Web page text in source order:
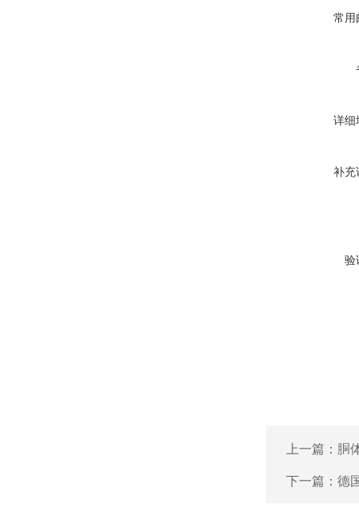
常用
详细
补充
验
上一篇： 胴
下一篇： 德